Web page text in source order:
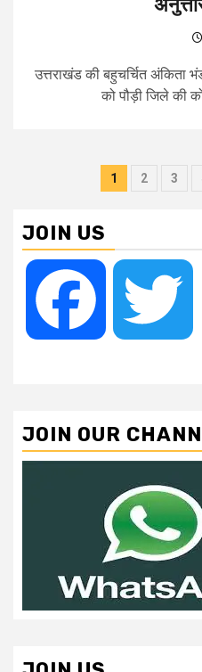
उत्तराखंड की बहुचर्चित अंकिता
को पौड़ी जिले की
Posts
1 2 3
JOIN US
Facebook
JOIN OUR